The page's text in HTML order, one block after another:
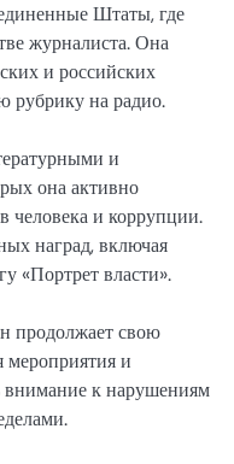
Штаты, где
журналиста. Она
и российских
рубрику на радио.
и
она активно
человека и коррупции.
наград, включая
«Портрет власти».
продолжает свою
мероприятия и
к нарушениям